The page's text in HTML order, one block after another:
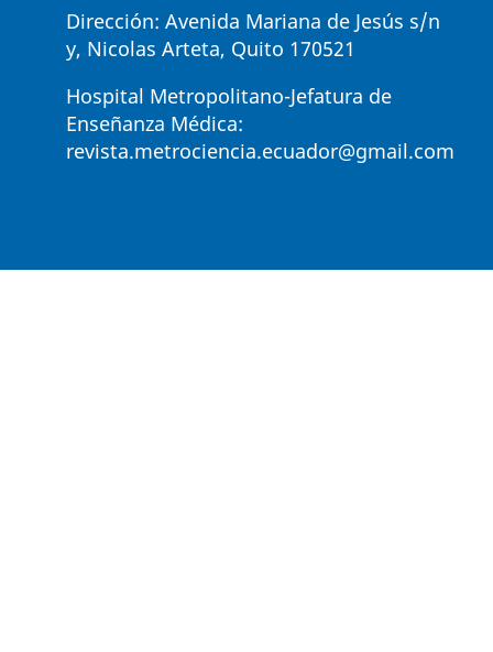
Dirección: Avenida Mariana de Jesús s/n
y, Nicolas Arteta, Quito 170521
Hospital Metropolitano-Jefatura de
Enseñanza Médica:
revista.metrociencia.ecuador@gmail.com